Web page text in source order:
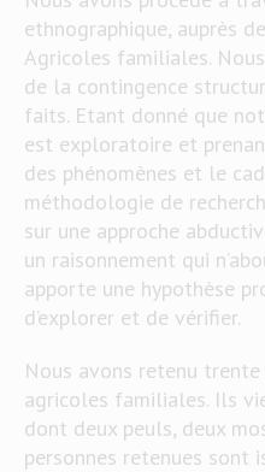
ethnographique, auprès
Agricoles familiales.
de la contingence
faits. Etant donné que
est exploratoire et
des phénomènes et le
méthodologie de
sur une approche
un raisonnement qui
apporte une hypothèse
d’explorer et de vérifier.
Nous avons retenu
agricoles familiales. Ils
dont deux peuls, deux
personnes retenues sont